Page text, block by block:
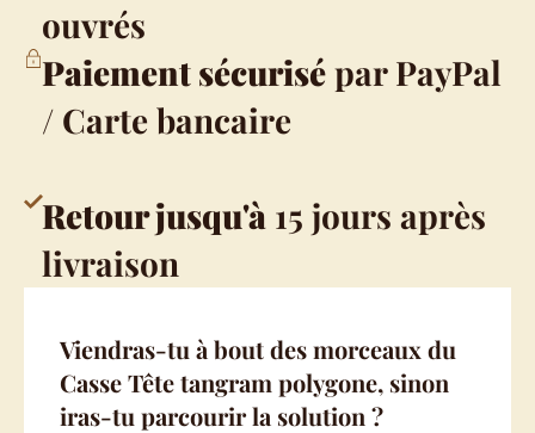
ouvrés
Paiement sécurisépar PayPal
/ Carte bancaire
Retour jusqu'à 15 jours après
livraison
Viendras-tu à bout des morceaux du
Casse Tête tangram polygone, sinon
iras-tu parcourir la solution ?